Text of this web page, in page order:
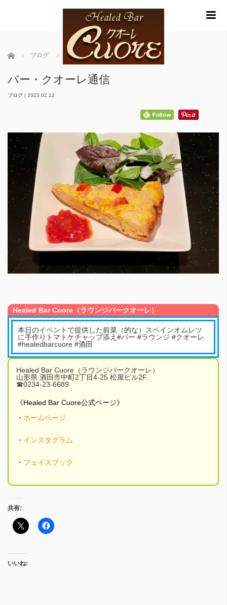
ホーム ブログ バー・クオーレ通信
バー・クオーレ通信
ブログ | 2023.02.12
Healed Bar Cuore（ラウンジバークオーレ）
本日のイベントで提供した前菜（的な）スペインオムレツ
に手作りトマトケチャップ添え#バー #ラウンジ #クオーレ
#healedbarcuore #酒田
Healed Bar Cuore（ラウンジバークオーレ）
山形県 酒田市中町2丁目4-25 松屋ビル2F
☎︎0234-23-6689
《Healed Bar Cuore公式ページ》
・ ホームページ
・ インスタグラム
・ フェイスブック
共有:
いいね: